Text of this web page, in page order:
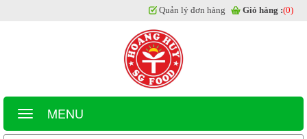
MENU
Quản lý đơn hàng Giỏ hàng :(0)